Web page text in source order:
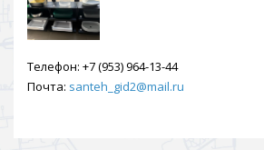
Телефон: +7 (953) 964-13-44
Почта: santeh_gid2@mail.ru